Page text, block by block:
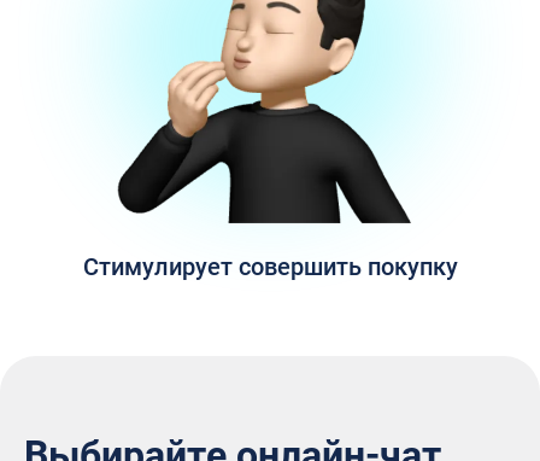
Стимулирует совершить покупку